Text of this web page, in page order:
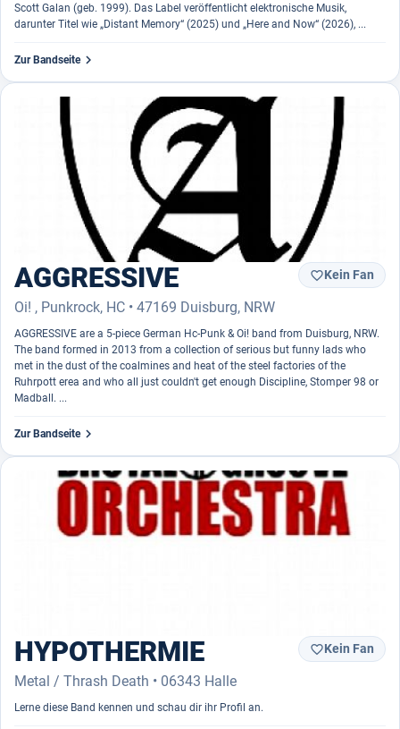
Scott Galan (geb. 1999). Das Label veröffentlicht elektronische Musik,
darunter Titel wie „Distant Memory“ (2025) und „Here and Now“ (2026), ...
Zur Bandseite
AGGRESSIVE
Oi! , Punkrock, HC • 47169 Duisburg, NRW
Kein Fan
AGGRESSIVE are a 5-piece German Hc-Punk & Oi! band from Duisburg, NRW.
The band formed in 2013 from a collection of serious but funny lads who
met in the dust of the coalmines and heat of the steel factories of the
Ruhrpott erea and who all just couldn't get enough Discipline, Stomper 98 or
Madball. ...
Zur Bandseite
HYPOTHERMIE
Metal / Thrash Death • 06343 Halle
Kein Fan
Lerne diese Band kennen und schau dir ihr Profil an.